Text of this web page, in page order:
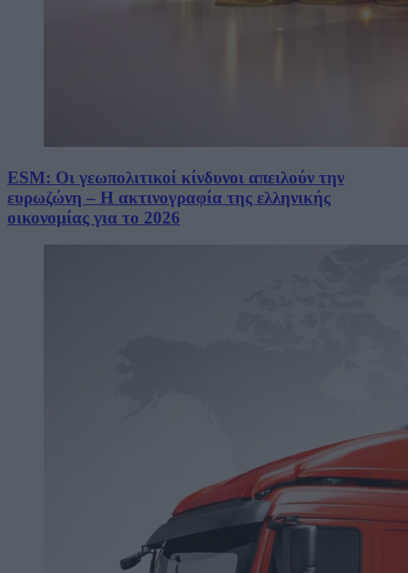
ESM: Οι γεωπολιτικοί κίνδυνοι απειλούν την
ευρωζώνη – Η ακτινογραφία της ελληνικής
οικονομίας για το 2026